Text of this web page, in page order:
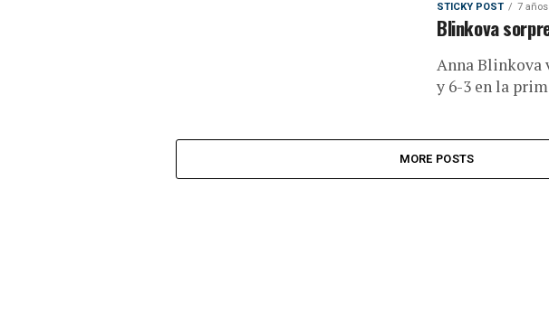
STICKY POST 7
Blinkova
Anna Blinkova
y 6-3 en la
MORE POSTS